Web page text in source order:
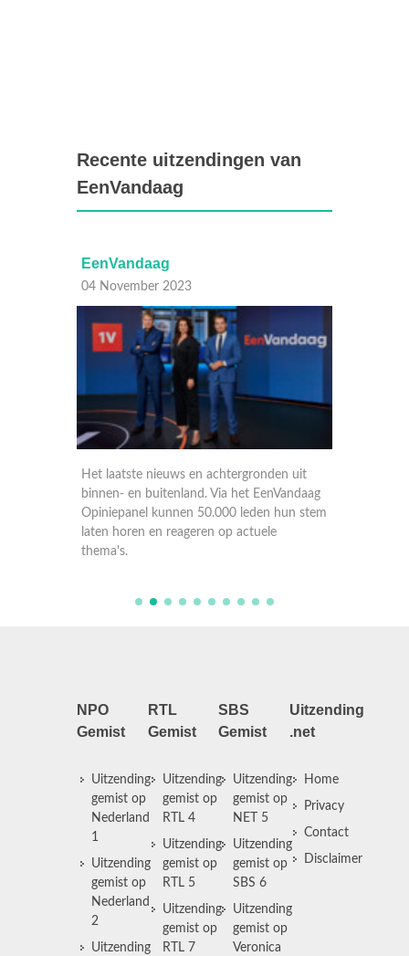
Recente uitzendingen van
EenVandaag
EenVandaag
04 November 2023
Het laatste nieuws en achtergronden uit
binnen- en buitenland. Via het EenVandaag
Opiniepanel kunnen 50.000 leden hun stem
laten horen en reageren op actuele
thema's.
NPO
Gemist
Uitzending
gemist op
Nederland
1
Uitzending
gemist op
Nederland
2
Uitzending
RTL
Gemist
Uitzending
gemist op
RTL 4
Uitzending
gemist op
RTL 5
Uitzending
gemist op
RTL 7
SBS
Gemist
Uitzending
gemist op
NET 5
Uitzending
gemist op
SBS 6
Uitzending
gemist op
Veronica
Uitzending
.net
Home
Privacy
Contact
Disclaimer